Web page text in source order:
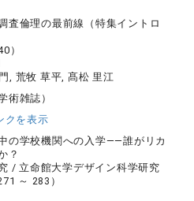
査倫理の最前線（特集イントロ
）
, 荒牧 草平, 髙松 里江
術雑誌）
クを表示
の学校機関への入学――誰がリカ
？
/ 立命館大学デザイン科学研究
～ 283）